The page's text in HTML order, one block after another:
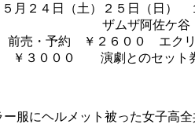
２４日（土）２５日（日）
ザムザ阿佐ケ谷
前売・予約 ￥２６００ エク
０ 演劇とのセット券
服にヘルメット被った女子高